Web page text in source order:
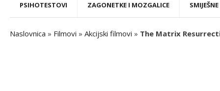
PSIHOTESTOVI ZAGONETKE I MOZGALICE
Naslovnica » Filmovi » Akcijski filmovi » The Matrix